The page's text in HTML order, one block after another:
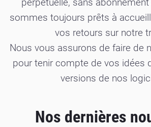
sommes toujours prêts à
vos retours sur notre
Nous vous assurons de faire de
pour tenir compte de vos idées
versions de nos
Nos dernières